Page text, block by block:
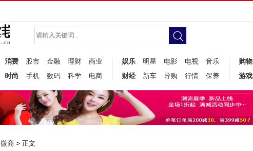
消费 股市 金融 理财
商业
时尚
手机 数码 科学 电商
娱乐 明星 电影 电视
音乐
财经
新车 导购 行情 保养
购物
游戏
微商 > 正文